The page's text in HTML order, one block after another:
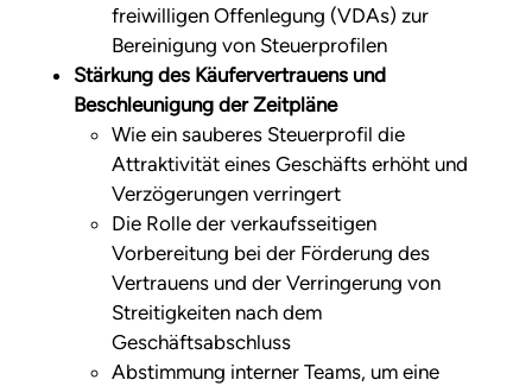
freiwilligen Offenlegung (VDAs) zur
Bereinigung von Steuerprofilen
Stärkung des Käufervertrauens und
Beschleunigung der Zeitpläne
Wie ein sauberes Steuerprofil die
Attraktivität eines Geschäfts erhöht und
Verzögerungen verringert
Die Rolle der verkaufsseitigen
Vorbereitung bei der Förderung des
Vertrauens und der Verringerung von
Streitigkeiten nach dem
Geschäftsabschluss
Abstimmung interner Teams, um eine